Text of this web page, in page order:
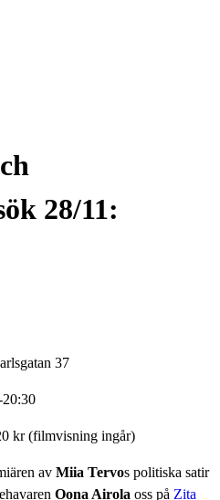
28/11:
37
kr (filmvisning ingår)
av Miia Tervos politiska satir
Oona Airola oss på Zita